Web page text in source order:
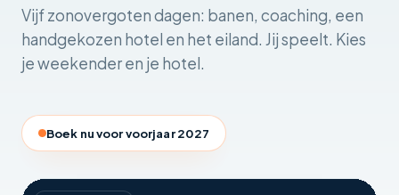
Vijf zonovergoten dagen: banen, coaching, een
handgekozen hotel en het eiland. Jij speelt. Kies
je weekender en je hotel.
Boek nu voor voorjaar 2027